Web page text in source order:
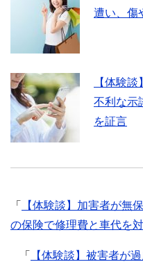
遭い、傷
【体験
不利な示
を証言
「
【体験談】加害者が無
の保険で修理費と車代を
「
【体験談】被害者が